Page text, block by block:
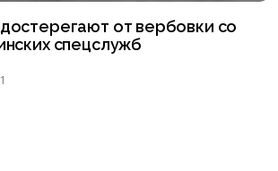
от вербовки со
спецслужб